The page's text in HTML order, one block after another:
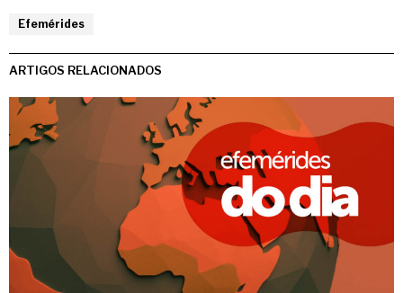
Efemérides
ARTIGOS RELACIONADOS